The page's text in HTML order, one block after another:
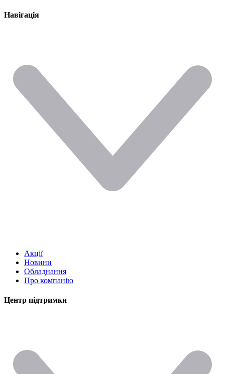
Навігація
Акції
Новини
Обладнання
Про компанію
Центр підтримки